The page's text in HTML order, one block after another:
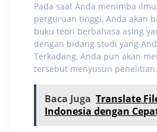
Pada saat Anda menimba
perguruan tinggi, Anda akan
buku teori berbahasa asing
dengan bidang studi yang
Terkadang, Anda pun akan
tersebut menyusun penelitian.
Baca Juga Translate
Indonesia dengan